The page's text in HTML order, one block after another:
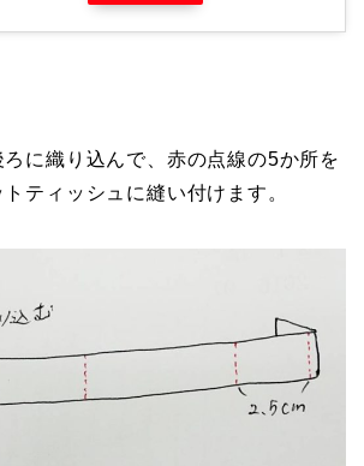
ろに織り込んで、赤の点線の5か所を
ティッシュに縫い付けます。